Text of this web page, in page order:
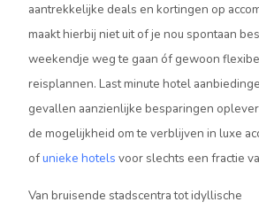
aantrekkelijke deals en kortingen op
maakt hierbij niet uit of je nou spontaan
weekendje weg te gaan óf gewoon
reisplannen. Last minute hotel
gevallen aanzienlijke besparingen
de mogelijkheid om te verblijven in luxe
ofunieke hotels voor slechts een fractie
Van bruisende stadscentra tot idyllische